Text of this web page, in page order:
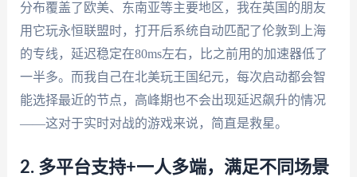
分布覆盖了欧美、东南亚等主要地区，我在英国的朋友
用它玩永恒联盟时，打开后系统自动匹配了伦敦到上海
的专线，延迟稳定在80ms左右，比之前用的加速器低了
一半多。而我自己在北美玩王国纪元，每次启动都会智
能选择最近的节点，高峰期也不会出现延迟飙升的情况
——这对于实时对战的游戏来说，简直是救星。
2. 多平台支持+一人多端，满足不同场景